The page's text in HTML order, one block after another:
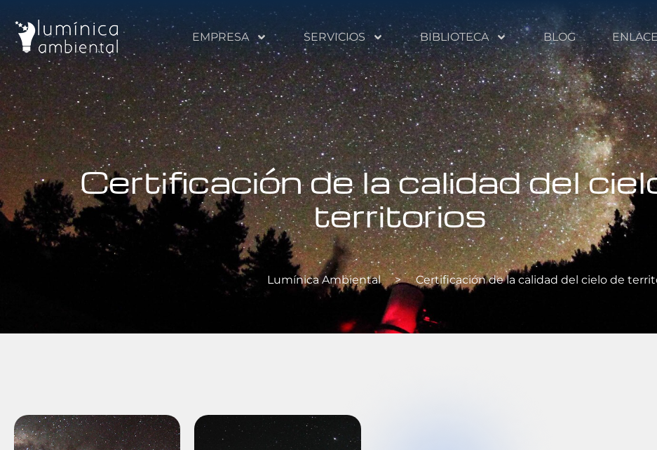
EMPRESA SERVICIOS BIBLIOTECA BLOG
Certificación de la calidad del
territorios
Lumínica Ambiental > Certificación de la calidad del cielo de